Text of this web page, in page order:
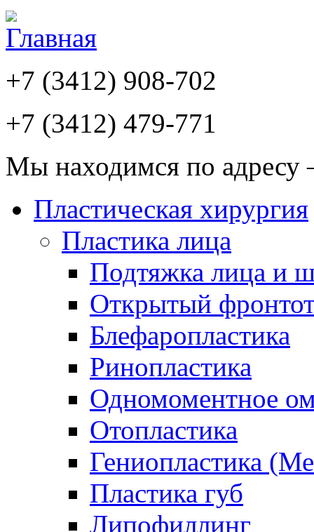
+7 (3412) 908-702
+7 (3412) 479-771
Мы находимся по
Пластическая хирургия
Пластика лица
Подтяжка лица и
Открытый
Блефаропластика
Ринопластика
Одномоментное
Отопластика
Гениопластика
Пластика губ
Липофиллинг